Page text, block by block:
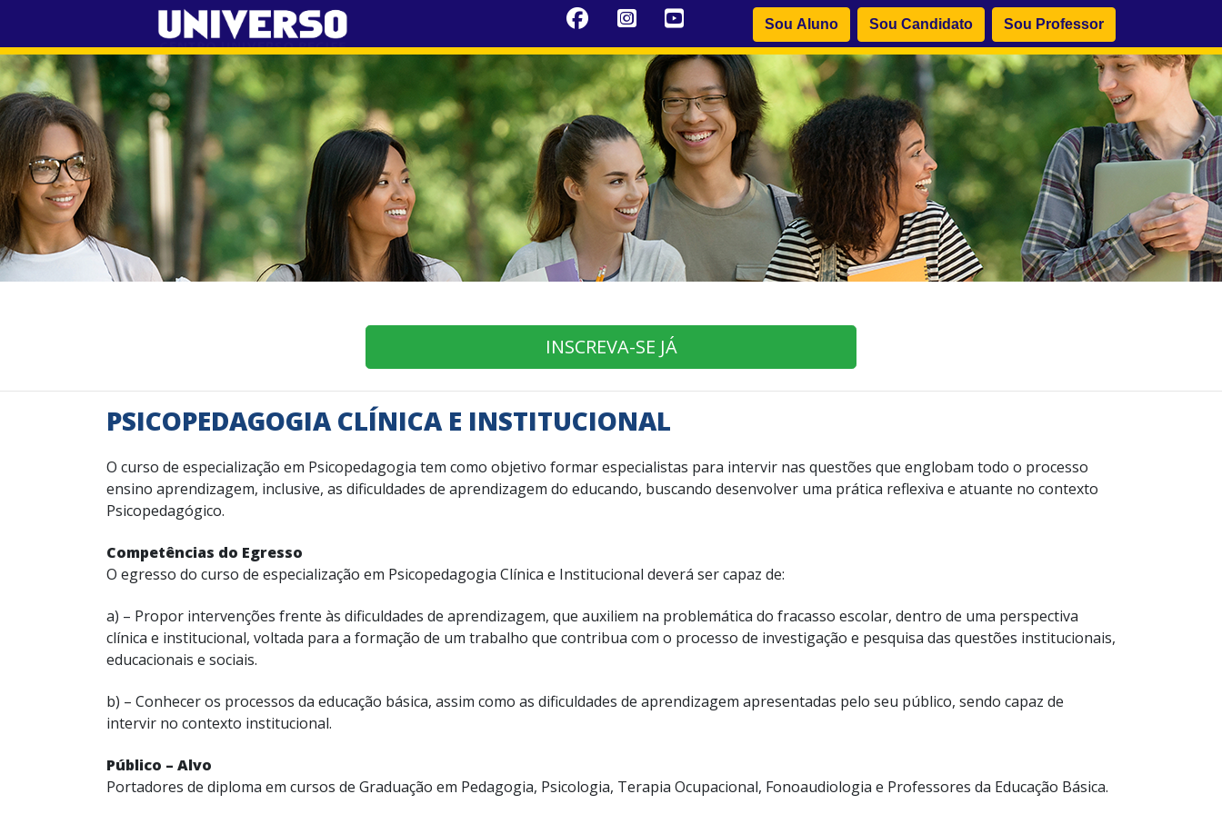
Sou Aluno Sou Candidato Sou Professor
INSCREVA-SE JÁ
PSICOPEDAGOGIA CLÍNICA E INSTITUCIONAL
O curso de especialização em Psicopedagogia tem como objetivo formar especialistas para intervir nas questões que englobam todo o processo
ensino aprendizagem, inclusive, as dificuldades de aprendizagem do educando, buscando desenvolver uma prática reflexiva e atuante no contexto
Psicopedagógico.
Competências do Egresso
O egresso do curso de especialização em Psicopedagogia Clínica e Institucional deverá ser capaz de:
a) – Propor intervenções frente às dificuldades de aprendizagem, que auxiliem na problemática do fracasso escolar, dentro de uma perspectiva
clínica e institucional, voltada para a formação de um trabalho que contribua com o processo de investigação e pesquisa das questões institucionais,
educacionais e sociais.
b) – Conhecer os processos da educação básica, assim como as dificuldades de aprendizagem apresentadas pelo seu público, sendo capaz de
intervir no contexto institucional.
Público – Alvo
Portadores de diploma em cursos de Graduação em Pedagogia, Psicologia, Terapia Ocupacional, Fonoaudiologia e Professores da Educação Básica.